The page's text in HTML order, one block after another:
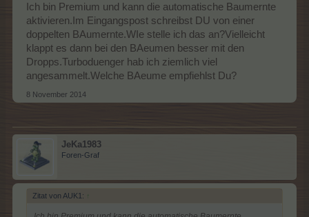
Ich bin Premium und kann die automatische Baumernte
aktivieren.Im Eingangspost schreibst DU von einer
doppelten BAumernte.WIe stelle ich das an?Vielleicht
klappt es dann bei den BAeumen besser mit den
Dropps.Turboduenger hab ich ziemlich viel
angesammelt.Welche BAeume empfiehlst Du?
8 November 2014
JeKa1983
Foren-Graf
Zitat von AUK1: ↑